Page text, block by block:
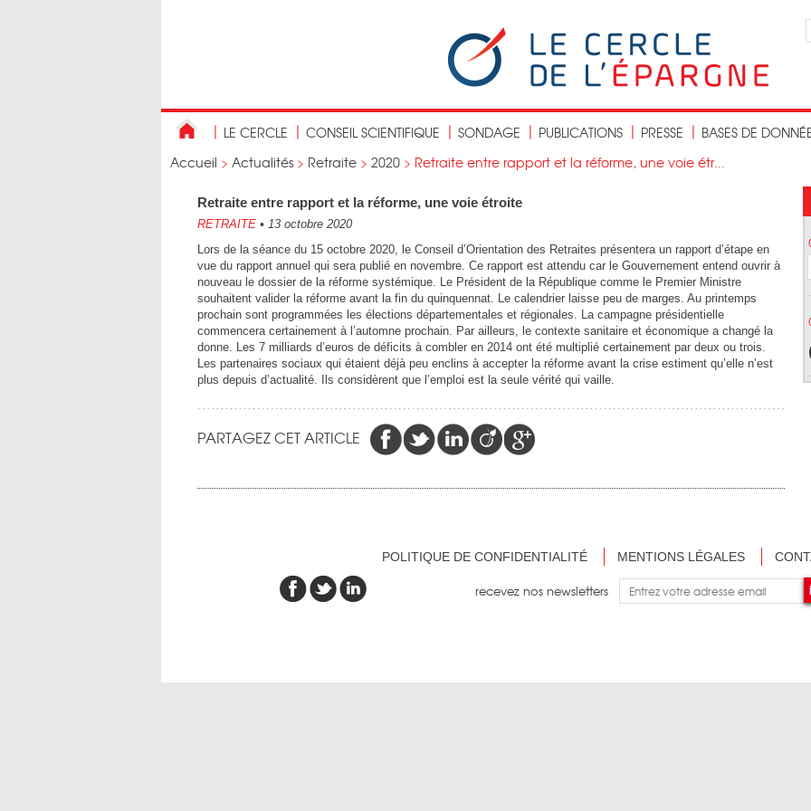
LE CERCLE CONSEIL SCIENTIFIQUE SONDAGE PUBLICATIONS PRESSE
BASES DE
Accueil > Actualités > Retraite > 2020 > Retraite entre rapport et la réforme, une voie étr...
Retraite entre rapport et la réforme, une voie étroite
RETRAITE • 13 octobre 2020
Lors de la séance du 15 octobre 2020, le Conseil d’Orientation des Retraites présentera un rapport d’étape en
vue du rapport annuel qui sera publié en novembre. Ce rapport est attendu car le Gouvernement entend ouvrir à
nouveau le dossier de la réforme systémique. Le Président de la République comme le Premier Ministre
souhaitent valider la réforme avant la fin du quinquennat. Le calendrier laisse peu de marges. Au printemps
prochain sont programmées les élections départementales et régionales. La campagne présidentielle
commencera certainement à l’automne prochain. Par ailleurs, le contexte sanitaire et économique a changé la
donne. Les 7 milliards d’euros de déficits à combler en 2014 ont été multiplié certainement par deux ou trois.
Les partenaires sociaux qui étaient déjà peu enclins à accepter la réforme avant la crise estiment qu’elle n’est
plus depuis d’actualité. Ils considèrent que l’emploi est la seule vérité qui vaille.
PARTAGEZ CET ARTICLE
POLITIQUE DE CONFIDENTIALITÉ MENTIONS LÉGALES
recevez nos newsletters